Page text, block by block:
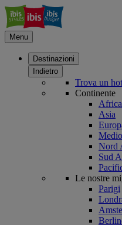
Menu
Destinazioni
Indietro
Trova un
Continente
Africa
Asia
Nord
Sud
Le nostre
Parigi